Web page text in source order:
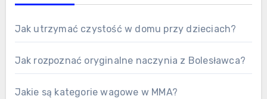
Jak utrzymać czystość w domu przy dzieciach?
Jak rozpoznać oryginalne naczynia z Bolesławca?
Jakie są kategorie wagowe w MMA?